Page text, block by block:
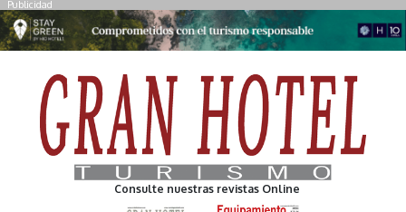
Publicidad
Consulte nuestras revistas Online